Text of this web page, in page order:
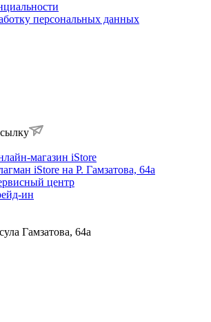
персональных данных
магазин iStore
iStore на Р. Гамзатова, 64а
центр
ин
Гамзатова, 64а